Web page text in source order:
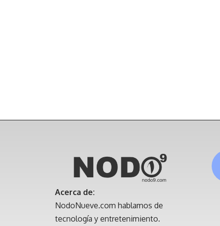
Acerca de:
NodoNueve.com hablamos de
tecnología y entretenimiento.